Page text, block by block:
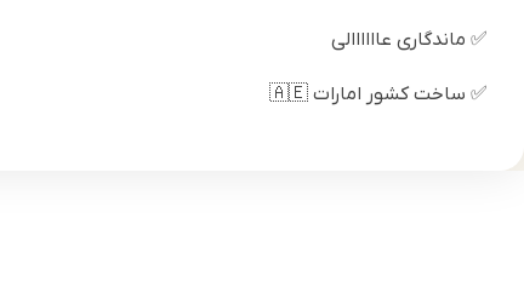
✅ ماندگاری عاااااالی
✅ ساخت کشور امارات 🇦🇪